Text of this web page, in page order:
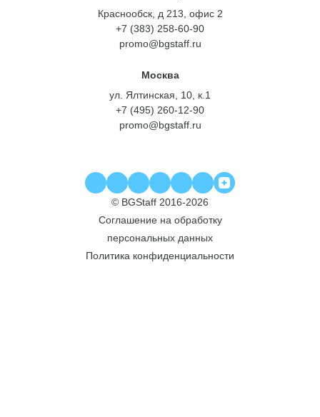
Краснообск, д 213, офис 2
+7 (383) 258-60-90
promo@bgstaff.ru
Москва
ул. Ялтинская, 10, к.1
+7 (495) 260-12-90
promo@bgstaff.ru
© BGStaff 2016-2026
Соглашение на обработку
персональных данных
Политика конфиденциальности